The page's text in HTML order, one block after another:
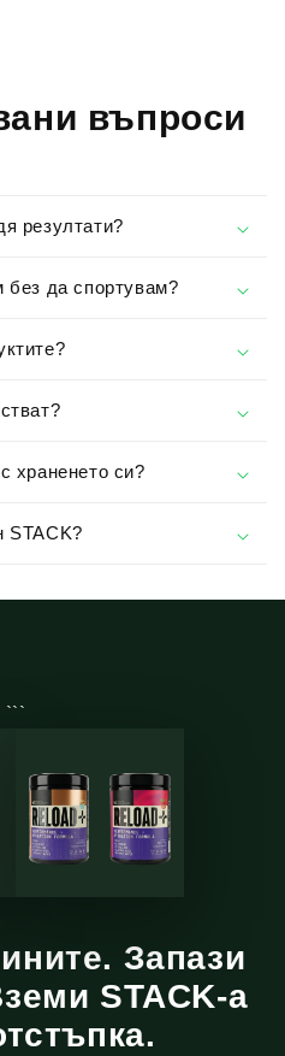
въпроси
резултати?
без да спортувам?
храненето си?
STACK?
```
Запази
STACK-а